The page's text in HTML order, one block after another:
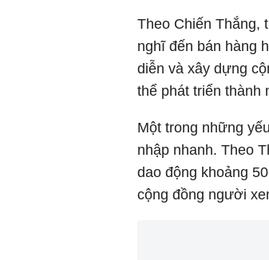
Theo Chiến Thắng,
nghĩ đến bán hàng
diễn và xây dựng
thể phát triển thành
Một trong những
nhập nhanh. Theo
dao động khoảng
cộng đồng người